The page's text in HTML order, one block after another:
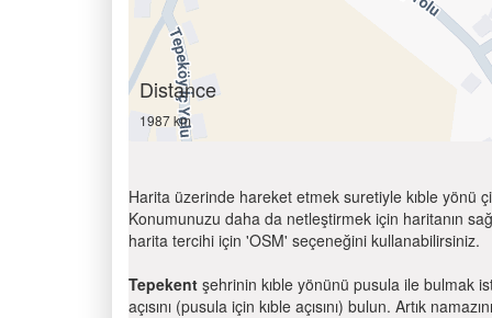
Distance
1987 km
Harita üzerinde hareket etmek suretiyle kıble yönü
Konumunuzu daha da netleştirmek için haritanın
harita tercihi için 'OSM' seçeneğini kullanabilirsiniz.
Tepekent şehrinin kıble yönünü pusula ile bulmak
açısını (pusula için kıble açısını) bulun. Artık